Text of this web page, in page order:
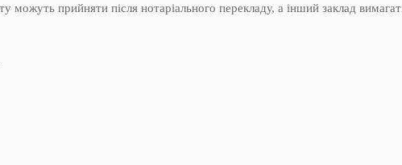
можуть прийняти після нотаріального перекладу, а інший заклад